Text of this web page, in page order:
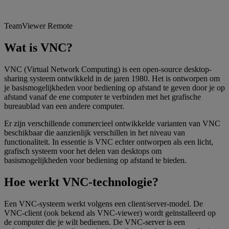
TeamViewer Remote
Wat is VNC?
VNC (Virtual Network Computing) is een open-source desktop-
sharing systeem ontwikkeld in de jaren 1980. Het is ontworpen om
je basismogelijkheden voor bediening op afstand te geven door je op
afstand vanaf de ene computer te verbinden met het grafische
bureaublad van een andere computer.
Er zijn verschillende commercieel ontwikkelde varianten van VNC
beschikbaar die aanzienlijk verschillen in het niveau van
functionaliteit. In essentie is VNC echter ontworpen als een licht,
grafisch systeem voor het delen van desktops om
basismogelijkheden voor bediening op afstand te bieden.
Hoe werkt VNC-technologie?
Een VNC-systeem werkt volgens een client/server-model. De
VNC-client (ook bekend als VNC-viewer) wordt geïnstalleerd op
de computer die je wilt bedienen. De VNC-server is een